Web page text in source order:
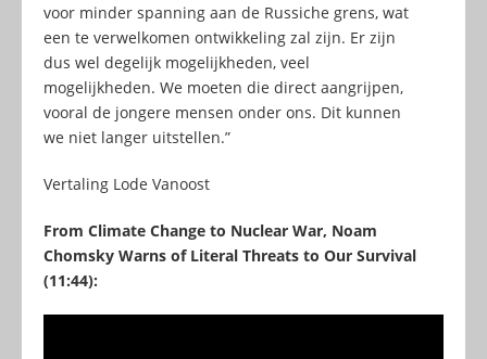
voor minder spanning aan de Russiche grens, wat
een te verwelkomen ontwikkeling zal zijn. Er zijn
dus wel degelijk mogelijkheden, veel
mogelijkheden. We moeten die direct aangrijpen,
vooral de jongere mensen onder ons. Dit kunnen
we niet langer uitstellen.”
Vertaling Lode Vanoost
From Climate Change to Nuclear War, Noam
Chomsky Warns of Literal Threats to Our Survival
(11:44):